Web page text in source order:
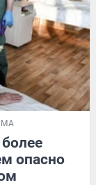
опасно